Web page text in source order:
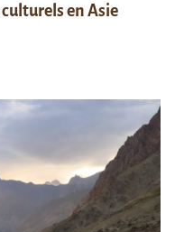
en Asie